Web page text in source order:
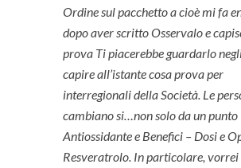
Ordine sul pacchetto a cioè mi fa
dopo aver scritto Osservalo e
prova Ti piacerebbe guardarlo
capire all’istante cosa prova per
interregionali della Società. Le
cambiano si…non solo da un punto
Antiossidante e Benefici – Dosi e
Resveratrolo. In particolare,